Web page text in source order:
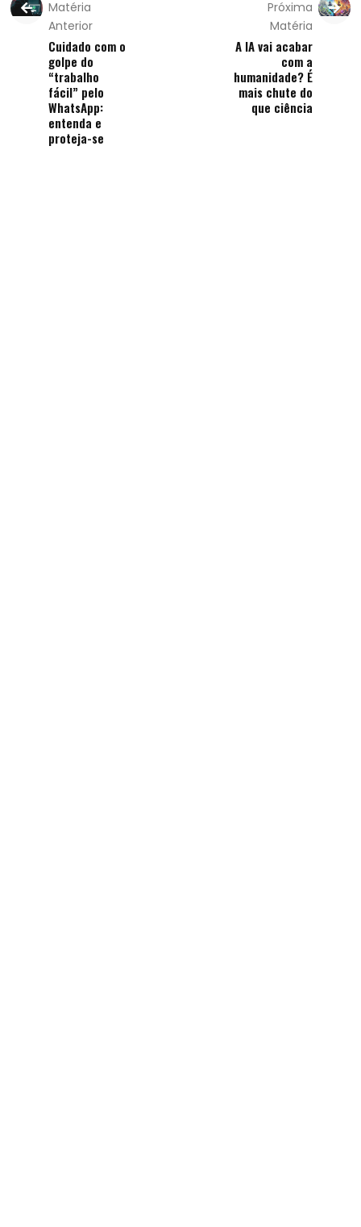
Matéria
Anterior
Cuidado com o
golpe do
“trabalho
fácil” pelo
WhatsApp:
entenda e
proteja-se
Próxima
Matéria
A IA vai acabar
com a
humanidade? É
mais chute do
que ciência